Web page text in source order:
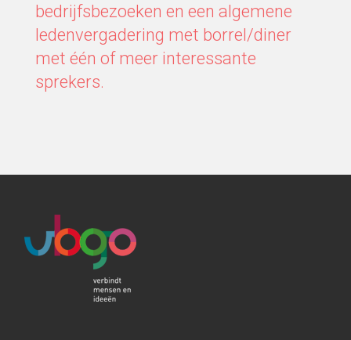
bedrijfsbezoeken en een algemene
ledenvergadering met borrel/diner
met één of meer interessante
sprekers.